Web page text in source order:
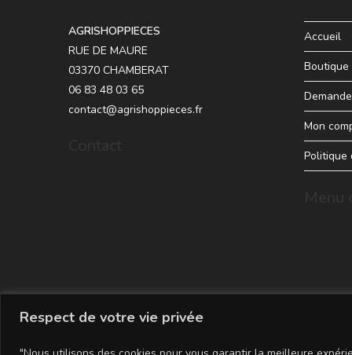
Respect de votre vie privée
AGRISHOPPIECES
RUE DE MAURE
03370 CHAMBERAT
06 83 48 03 65
contact@agrishoppieces.fr
Accueil
Boutique
Mon
Politique